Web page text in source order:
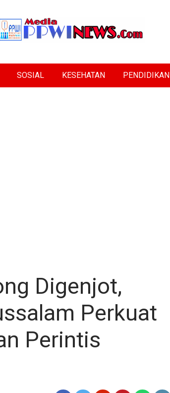
SOSIAL KESEHATAN PENDIDIKAN
Digenjot,
Perkuat
Perintis